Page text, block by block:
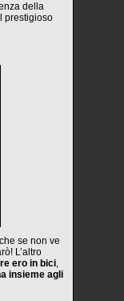
della
prestigioso
se non ve
L’altro
ero in bici,
insieme agli